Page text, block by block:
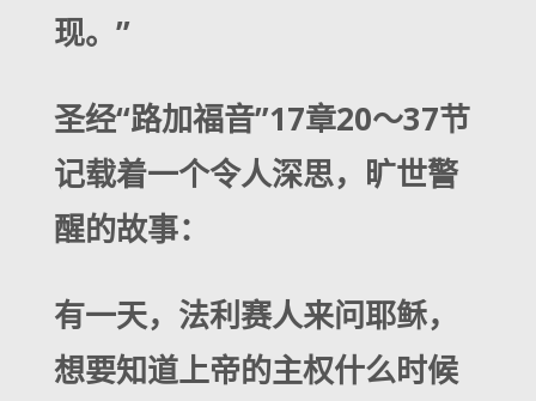
现。”
圣经“路加福音”17章20～37节
记载着一个令人深思，旷世警
醒的故事：
有一天，法利赛人来问耶稣，
想要知道上帝的主权什么时候